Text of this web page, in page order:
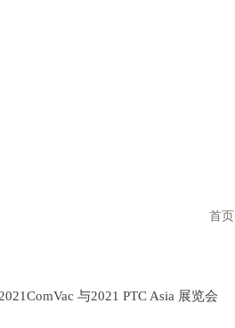
首页
与2021 PTC Asia 展览会